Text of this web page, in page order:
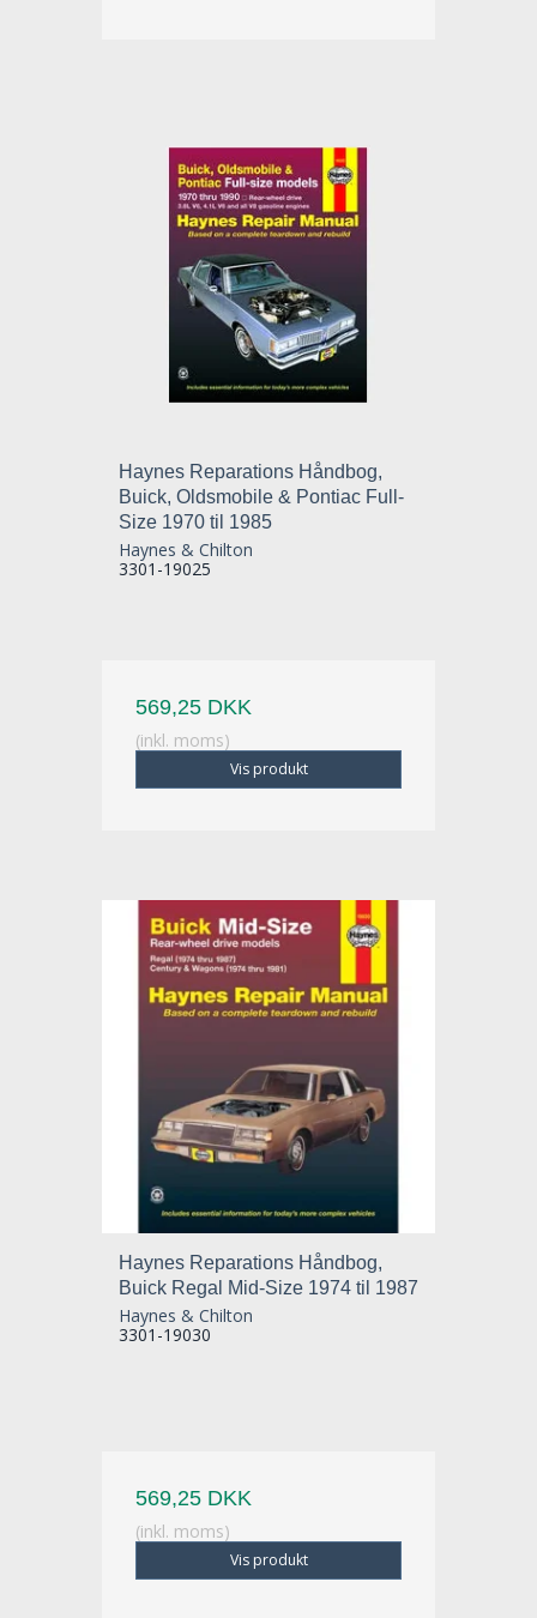
Haynes Reparations Håndbog,
Buick, Oldsmobile & Pontiac Full-
Size 1970 til 1985
Haynes & Chilton
3301-19025
569,25 DKK
(inkl. moms)
Vis produkt
Haynes Reparations Håndbog,
Buick Regal Mid-Size 1974 til 1987
Haynes & Chilton
3301-19030
569,25 DKK
(inkl. moms)
Vis produkt